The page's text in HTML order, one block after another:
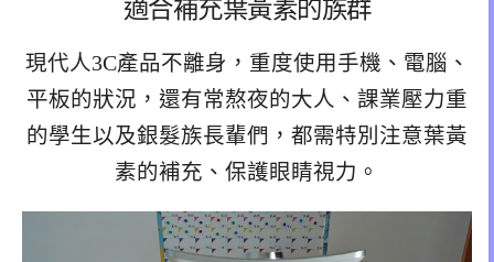
適合補充葉黃素的族群
現代人3C產品不離身，重度使用手機、電腦、
平板的狀況，還有常熬夜的大人、課業壓力重
的學生以及銀髮族長輩們，都需特別注意葉黃
素的補充、保護眼睛視力。